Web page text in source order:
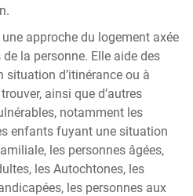
une approche du logement axée
la personne. Elle aide des
situation d’itinérance ou à
ainsi que d’autres
notamment les
enfants fuyant une situation
les personnes âgées,
les Autochtones, les
les personnes aux